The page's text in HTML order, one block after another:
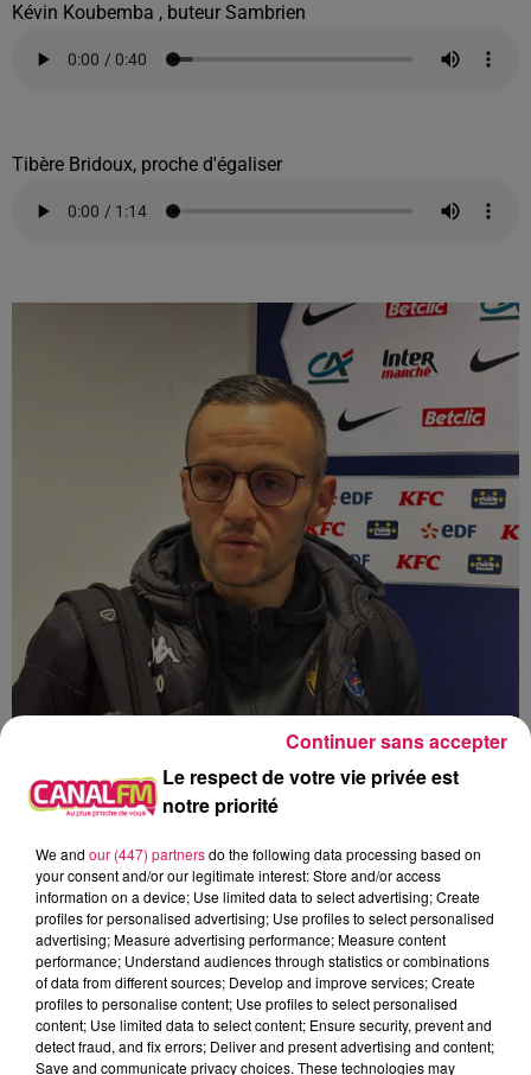
Kévin Koubemba , buteur Sambrien
Tibère Bridoux, proche d'égaliser
Thomas de Parmentier
Le respect de votre vie privée est
notre priorité
We and our (447) partnersdo the following data processing based on
your consent and/or our legitimate interest: Store and/or access
information on a device; Use limited data to select advertising; Create
profiles for personalised advertising; Use profiles to select personalised
advertising; Measure advertising performance; Measure content
performance; Understand audiences through statistics or combinations
of data from different sources; Develop and improve services; Create
profiles to personalise content; Use profiles to select personalised
content; Use limited data to select content; Ensure security, prevent and
detect fraud, and fix errors; Deliver and present advertising and content;
Save and communicate privacy choices. These technologies may
Continuer sans accepter